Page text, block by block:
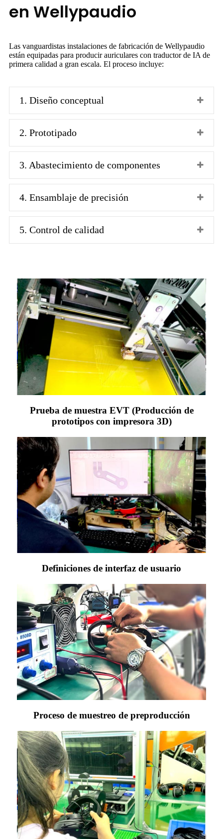
en Wellypaudio
Las vanguardistas instalaciones de fabricación de Wellypaudio
están equipadas para producir auriculares con traductor de IA de
primera calidad a gran escala. El proceso incluye:
1. Diseño conceptual
2. Prototipado
3. Abastecimiento de componentes
4. Ensamblaje de precisión
5. Control de calidad
Prueba de muestra EVT (Producción de
prototipos con impresora 3D)
Definiciones de interfaz de usuario
Proceso de muestreo de preproducción